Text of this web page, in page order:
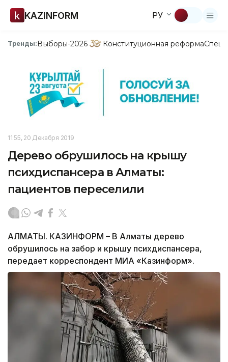
KAZINFORM РУ
Тренды:Выборы-2026 Конституционная реформа
11:55, 20 Декабря 2019
Дерево обрушилось на крышу
психдиспансера в Алматы:
пациентов переселили
АЛМАТЫ. КАЗИНФОРМ – В Алматы дерево
обрушилось на забор и крышу психдиспансера,
передает корреспондент МИА «Казинформ».